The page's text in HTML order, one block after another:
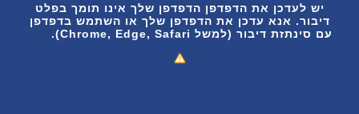
יש לעדכן את הדפדפן הדפדפן שלך אינו תומך בפלט
דיבור. אנא עדכן את הדפדפן שלך או השתמש בדפדפן
עם סינתזת דיבור (למשל Chrome, Edge, Safari).